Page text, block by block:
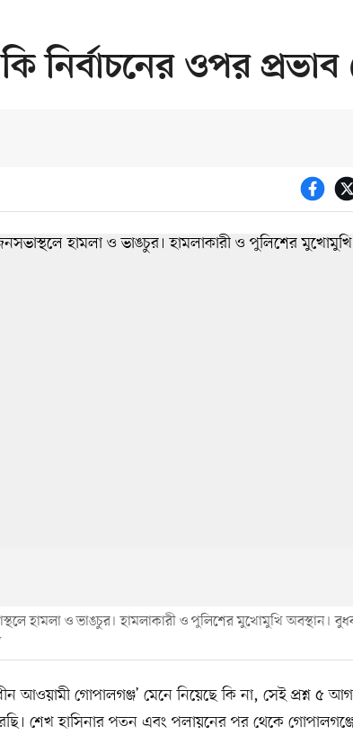
নির্বাচনের ওপর
হামলা ও ভাঙচুর। হামলাকারী ও পুলিশের মুখোমুখি অবস্থান।
আওয়ামী গোপালগঞ্জ’ মেনে নিয়েছে কি না, সেই প্রশ্ন ৫
শেখ হাসিনার পতন এবং পলায়নের পর থেকে